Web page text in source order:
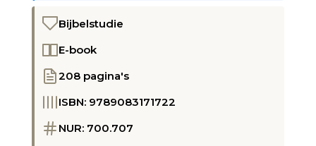
Bijbelstudie
E-book
208 pagina's
ISBN: 9789083171722
NUR: 700.707